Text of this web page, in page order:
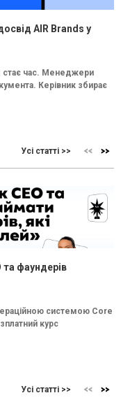
AIR Brands у
стає час. Менеджери
Керівник збирає
Усі статті >>
та фаундерів
системою Core
курс
Усі статті >>